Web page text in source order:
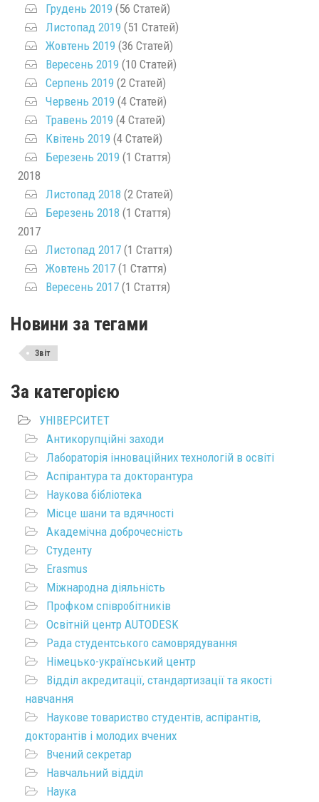
Грудень 2019 (56 Статей)
Листопад 2019 (51 Статей)
Жовтень 2019 (36 Статей)
Вересень 2019 (10 Статей)
Серпень 2019 (2 Статей)
Червень 2019 (4 Статей)
Травень 2019 (4 Статей)
Квітень 2019 (4 Статей)
Березень 2019 (1 Стаття)
2018
Листопад 2018 (2 Статей)
Березень 2018 (1 Стаття)
2017
Листопад 2017 (1 Стаття)
Жовтень 2017 (1 Стаття)
Вересень 2017 (1 Стаття)
Новини за тегами
Звіт
За категорією
УНІВЕРСИТЕТ
Антикорупційні заходи
Лабораторія інноваційних технологій в освіті
Аспірантура та докторантура
Наукова бібліотека
Місце шани та вдячності
Академічна доброчесність
Студенту
Erasmus
Міжнародна діяльність
Профком співробітників
Освітній центр AUTODESK
Рада студентського самоврядування
Німецько-український центр
Відділ акредитації, стандартизації та якості
навчання
Наукове товариство студентів, аспірантів,
докторантів і молодих вчених
Вчений секретар
Навчальний відділ
Наука